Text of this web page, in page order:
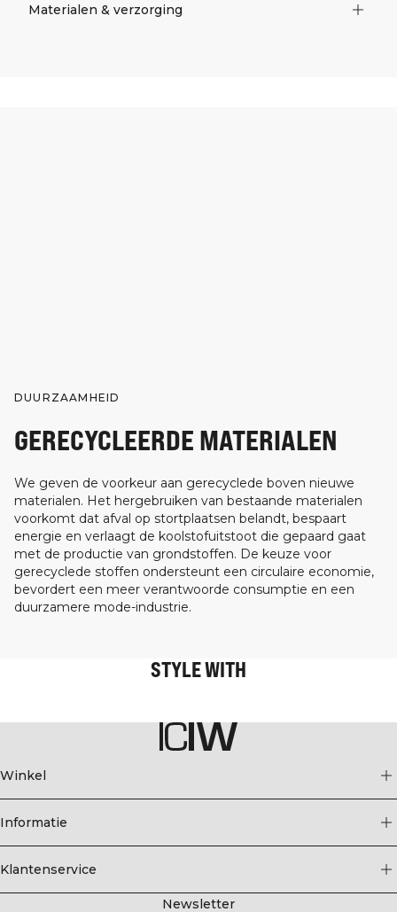
Materialen & verzorging
DUURZAAMHEID
GERECYCLEERDE MATERIALEN
We geven de voorkeur aan gerecyclede boven nieuwe
materialen. Het hergebruiken van bestaande materialen
voorkomt dat afval op stortplaatsen belandt, bespaart
energie en verlaagt de koolstofuitstoot die gepaard gaat
met de productie van grondstoffen. De keuze voor
gerecyclede stoffen ondersteunt een circulaire economie,
bevordert een meer verantwoorde consumptie en een
duurzamere mode-industrie.
STYLE WITH
Winkel
Informatie
Klantenservice
Newsletter